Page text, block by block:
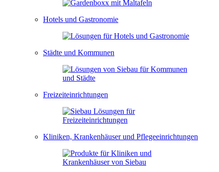
Hotels und Gastronomie
Städte und Kommunen
Freizeiteinrichtungen
Kliniken, Krankenhäuser und Pflegeeinrichtungen